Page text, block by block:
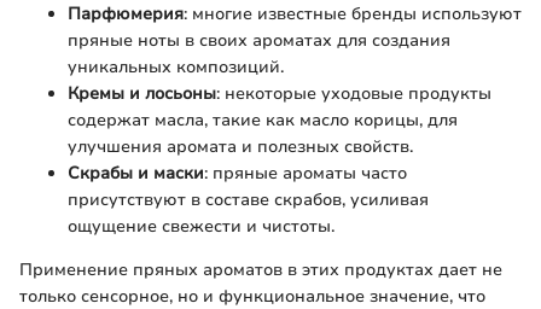
Парфюмерия: многие известные бренды используют
пряные ноты в своих ароматах для создания
уникальных композиций.
Кремы и лосьоны: некоторые уходовые продукты
содержат масла, такие как масло корицы, для
улучшения аромата и полезных свойств.
Скрабы и маски: пряные ароматы часто
присутствуют в составе скрабов, усиливая
ощущение свежести и чистоты.
Применение пряных ароматов в этих продуктах дает не
только сенсорное, но и функциональное значение, что